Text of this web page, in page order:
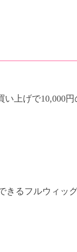
上げで10,000円
きるフルウィッ